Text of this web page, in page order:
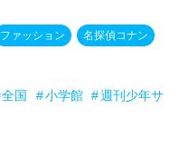
ファッション 名探偵コナン
全国 小学館
週刊少年サ